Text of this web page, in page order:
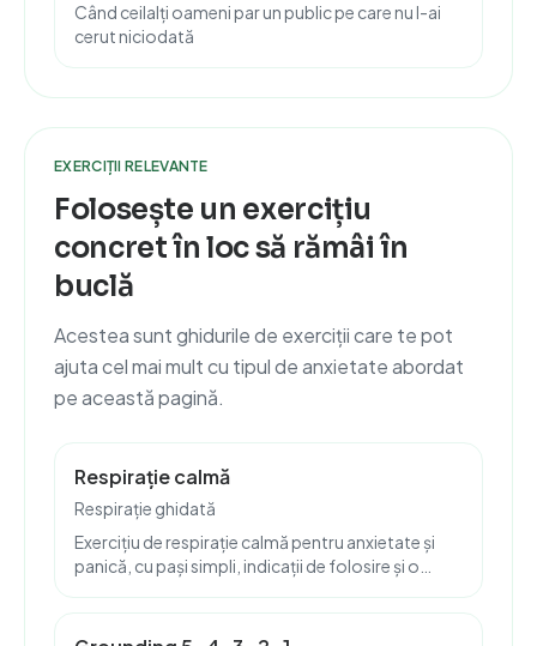
Când ceilalți oameni par un public pe care nu l-ai
cerut niciodată
EXERCIȚII RELEVANTE
Folosește un exercițiu
concret în loc să rămâi în
buclă
Acestea sunt ghidurile de exerciții care te pot
ajuta cel mai mult cu tipul de anxietate abordat
pe această pagină.
Respirație calmă
Respirație ghidată
Exercițiu de respirație calmă pentru anxietate și
panică, cu pași simpli, indicații de folosire și o